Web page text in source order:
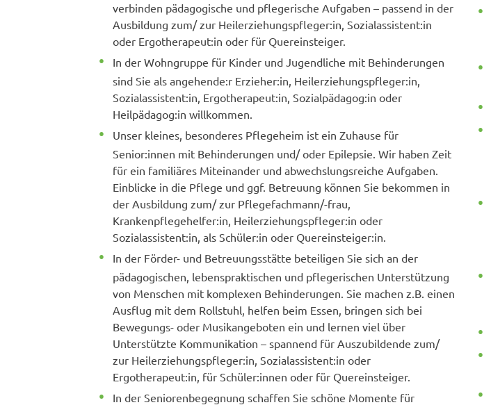
verbinden pädagogische und pflegerische Aufgaben – passend in der
Ausbildung zum/ zur Heilerziehungspfleger:in, Sozialassistent:in
oder Ergotherapeut:in oder für Quereinsteiger.
In der Wohngruppe für Kinder und Jugendliche mit Behinderungen
sind Sie als angehende:r Erzieher:in, Heilerziehungspfleger:in,
Sozialassistent:in, Ergotherapeut:in, Sozialpädagog:in oder
Heilpädagog:in willkommen.
Unser kleines, besonderes Pflegeheim ist ein Zuhause für
Senior:innen mit Behinderungen und/ oder Epilepsie. Wir haben Zeit
für ein familiäres Miteinander und abwechslungsreiche Aufgaben.
Einblicke in die Pflege und ggf. Betreuung können Sie bekommen in
der Ausbildung zum/ zur Pflegefachmann/-frau,
Krankenpflegehelfer:in, Heilerziehungspfleger:in oder
Sozialassistent:in, als Schüler:in oder Quereinsteiger:in.
In der Förder- und Betreuungsstätte beteiligen Sie sich an der
pädagogischen, lebenspraktischen und pflegerischen Unterstützung
von Menschen mit komplexen Behinderungen. Sie machen z.B. einen
Ausflug mit dem Rollstuhl, helfen beim Essen, bringen sich bei
Bewegungs- oder Musikangeboten ein und lernen viel über
Unterstützte Kommunikation – spannend für Auszubildende zum/
zur Heilerziehungspfleger:in, Sozialassistent:in oder
Ergotherapeut:in, für Schüler:innen oder für Quereinsteiger.
In der Seniorenbegegnung schaffen Sie schöne Momente für